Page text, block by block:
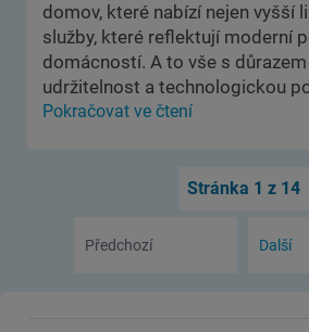
domov, které nabízí nejen vyšší
služby, které reflektují moderní
domácností. A to vše s
udržitelnost a technologickou
Pokračovat ve čtení
Stránka 1 z 14
Předchozí Další